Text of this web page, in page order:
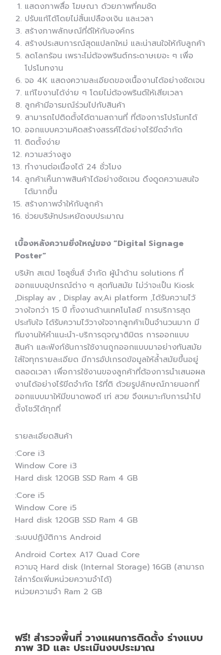
แสดงภาพสื่อ โฆษณา ด้วยภาพที่คมชัด
ปรับแก้ได้โดยไม่สิ้นเปลืองเงิน และเวลา
สร้างภาพลักษณ์ที่ดีให้กับองค์กร
สร้างประสบการณ์สุดแปลกใหม่ และน่าสนใจให้กับลูกค้า
ลดโลกร้อน เพราะไม่ต้องพรินต์กระดาษเยอะ ๆ เพื่อ
โปรโมทงาน
จอ 4K แสดงความละเอียดของเนื้องานได้อย่างชัดเจน
แก้ไขงานได้ง่าย ๆ โดยไม่ต้องพรินต์ให้เสียเวลา
ลูกค้ามีอารมณ์ร่วมไปกับสินค้า
สามารถไปติดตั้งได้ตามสถานที่ ที่ต้องการโปรโมทได้
ออกแบบความคิดสร้างสรรค์ได้อย่างไร้ขีดจำกัด
ติดตั้งง่าย
ความสว่างสูง
ทำงานต่อเนื่องได้ 24 ชั่วโมง
ลูกค้าเห็นภาพสินค้าได้อย่างชัดเจน ดึงดูดความสนใจ
ได้มากขึ้น
สร้างภาพจำให้กับลูกค้า
ช่วยบริษัทประหยัดงบประมาณ
เบื้องหลังความยิ่งใหญ่ของ “Digital Signage
Poster”
บริษัท สเตป โซลูชั่นส์ จำกัด ผู้นำด้าน solutions ที่
ออกแบบอุปกรณ์ต่าง ๆ สุดทันสมัย ไม่ว่าจะเป็น Kiosk
,Display av , Display av,Ai platform ,ได้รับความไว้
วางใจกว่า 15 ปี ทั้งงานด้านเทคโนโลยี การบริการสุด
ประทับใจ ได้รับความไว้วางใจจากลูกค้าเป็นจำนวนมาก มี
ทีมงานให้คำแนะนำ-บริการดุจญาติมิตร การออกแบบ
สินค้า และฟังก์ชันการใช้งานถูกออกแบบมาอย่างทันสมัย
ใส่ใจทุกรายละเอียด มีการอัปเกรดข้อมูลให้ล้ำสมัยขึ้นอยู่
ตลอดเวลา เพื่อการใช้งานของลูกค้าที่ต้องการนำเสนอผล
งานได้อย่างไร้ขีดจำกัด ไร้ที่ติ ด้วยรูปลักษณ์ภายนอกที่
ออกแบบมาให้มีขนาดพอดี เท่ สวย จึงเหมาะกับการนำไป
ตั้งโชว์ได้ทุกที่
รายละเอียดสินค้า
:Core i3
Window Core i3
Hard disk 120GB SSD Ram 4 GB
:Core i5
Window Core i5
Hard disk 120GB SSD Ram 4 GB
:ระบบปฏิบัติการ Android
Android Cortex A17 Quad Core
ความจุ Hard disk (Internal Storage) 16GB (สามารถ
ใส่การ์ดเพิ่มหน่วยความจำได้)
หน่วยความจำ Ram 2 GB
ฟรี! สำรวจพื้นที่ วางแผนการติดตั้ง ร่างแบบ
ภาพ 3D และ ประเมินงบประมาณ